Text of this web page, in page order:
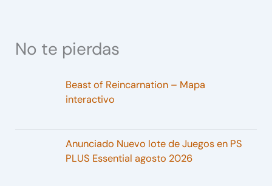
No te pierdas
Beast of Reincarnation – Mapa
interactivo
Anunciado Nuevo lote de Juegos en PS
PLUS Essential agosto 2026